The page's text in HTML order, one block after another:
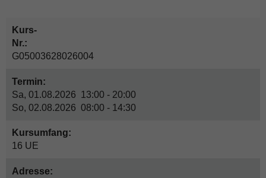
Kurs-
Nr.:
G05003628026004
Termin:
Sa, 01.08.2026 13:00 - 20:00
So, 02.08.2026 08:00 - 14:30
Kursumfang:
16 UE
Adresse: